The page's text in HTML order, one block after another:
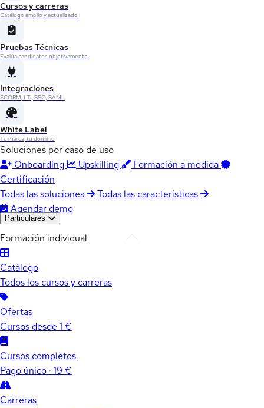
Cursos y carreras
Catálogo amplio y actualizado
Pruebas Técnicas
Evalúa candidatos objetivamente
Integraciones
SCORM, LTI, SSO, SAML
White Label
Tu marca, tu dominio
Soluciones por caso de uso
Onboarding
Upskilling
Formación a medida
Certificación
Todas las soluciones
Todas las características
Agendar demo
Particulares
Formación individual
Catálogo
Todos los cursos y carreras
Ofertas
Cursos desde 1 €
Cursos completos
Pago único · 19 €
Carreras